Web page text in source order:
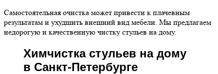
Самостоятельная очистка может привести к плачевным
результатам и ухудшить внешний вид мебели. Мы предлагаем
недорогую и качественную чистку стульев на дому.
Химчистка стульев на дому
в Санкт-Петербурге